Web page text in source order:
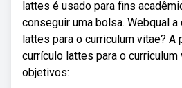
lattes é usado para fins
conseguir uma bolsa. Webqual
lattes para o curriculum vitae? A
currículo lattes para o
objetivos: